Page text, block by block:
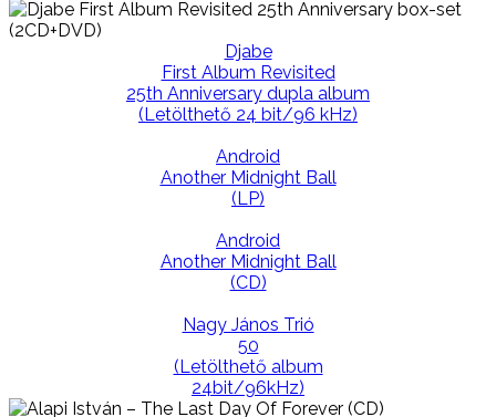
Djabe
First Album Revisited
25th Anniversary dupla album
(Letölthető 24 bit/96 kHz)
Android
Another Midnight Ball
(LP)
Android
Another Midnight Ball
(CD)
Nagy János Trió
50
(Letölthető album
24bit/96kHz)